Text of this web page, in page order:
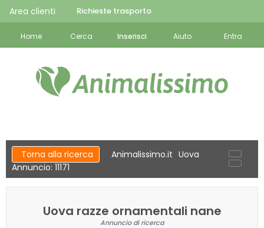
Area clienti Richieste trasporto
Home Cerca Inserisci Aiuto Entra
Torna alla ricerca Animalissimo.it Uova
Annuncio: 11171
Uova razze ornamentali nane
Annuncio di ricerca